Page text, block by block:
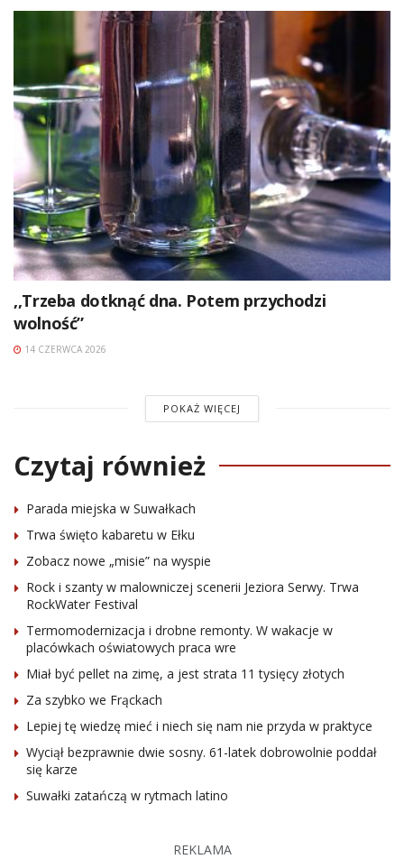
,,Trzeba dotknąć dna. Potem przychodzi
wolność”
14 CZERWCA 2026
POKAŻ WIĘCEJ
Czytaj również
Parada miejska w Suwałkach
Trwa święto kabaretu w Ełku
Zobacz nowe „misie” na wyspie
Rock i szanty w malowniczej scenerii Jeziora Serwy. Trwa
RockWater Festival
Termomodernizacja i drobne remonty. W wakacje w
placówkach oświatowych praca wre
Miał być pellet na zimę, a jest strata 11 tysięcy złotych
Za szybko we Frąckach
Lepiej tę wiedzę mieć i niech się nam nie przyda w praktyce
Wyciął bezprawnie dwie sosny. 61-latek dobrowolnie poddał
się karze
Suwałki zatańczą w rytmach latino
REKLAMA